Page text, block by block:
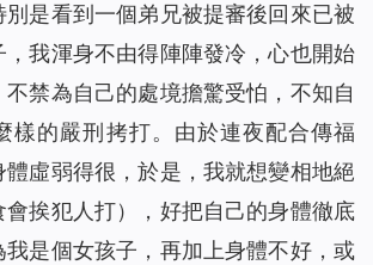
別是看到一個弟兄被提審後回來已被
我渾身不由得陣陣發冷，心也開始
不禁為自己的處境擔驚受怕，不知自
樣的嚴刑拷打。由於連夜配合傳福
虛弱得很，於是，我就想變相地絕
挨犯人打），好把自己的身體徹底
是個女孩子，再加上身體不好，或